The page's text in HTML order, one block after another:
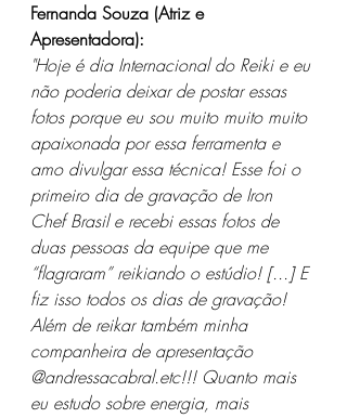
Fernanda Souza (Atriz e
Apresentadora):
"Hoje é dia Internacional do Reiki e eu
não poderia deixar de postar essas
fotos porque eu sou muito muito muito
apaixonada por essa ferramenta e
amo divulgar essa técnica! Esse foi o
primeiro dia de gravação de Iron
Chef Brasil e recebi essas fotos de
duas pessoas da equipe que me
“flagraram” reikiando o estúdio! [...] E
fiz isso todos os dias de gravação!
Além de reikar também minha
companheira de apresentação
@andressacabral.etc!!! Quanto mais
eu estudo sobre energia, mais